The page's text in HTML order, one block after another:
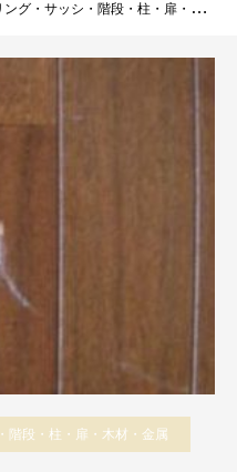
サッシ・階段・柱・扉・木材・金属
階段・柱・扉・木材・金属